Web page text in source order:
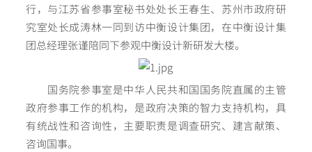
行，与江苏省参事室秘书处处长王春生、苏州市政府研
究室处长成涛林一同到访中衡设计集团，在中衡设计集
团总经理张谨陪同下参观中衡设计新研发大楼。
国务院参事室是中华人民共和国国务院直属的主管
政府参事工作的机构，是政府决策的智力支持机构，具
有统战性和咨询性，主要职责是调查研究、建言献策、
咨询国事。